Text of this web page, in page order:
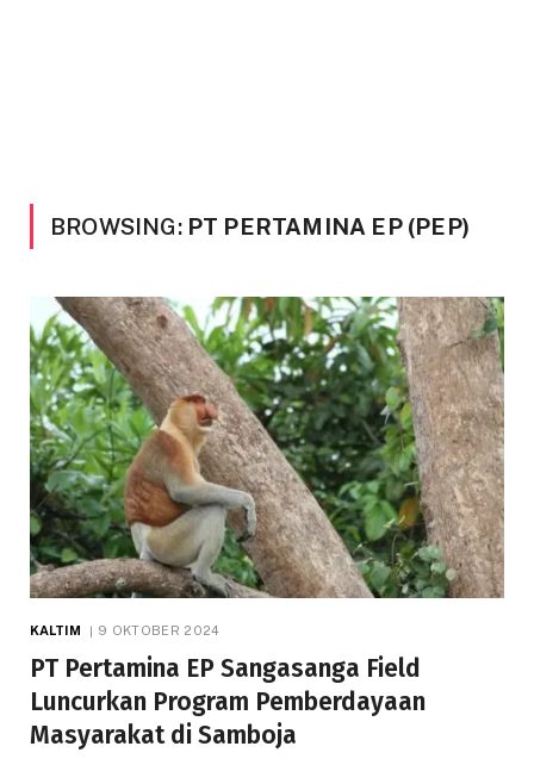
BROWSING: PT PERTAMINA EP (PEP)
KALTIM 9 OKTOBER 2024
PT Pertamina EP Sangasanga Field
Luncurkan Program Pemberdayaan
Masyarakat di Samboja